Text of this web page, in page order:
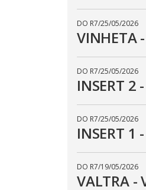
DO R7/25/05/2026
VINHETA
DO R7/25/05/2026
INSERT 2
DO R7/25/05/2026
INSERT 1
DO R7/19/05/2026
VALTRA -